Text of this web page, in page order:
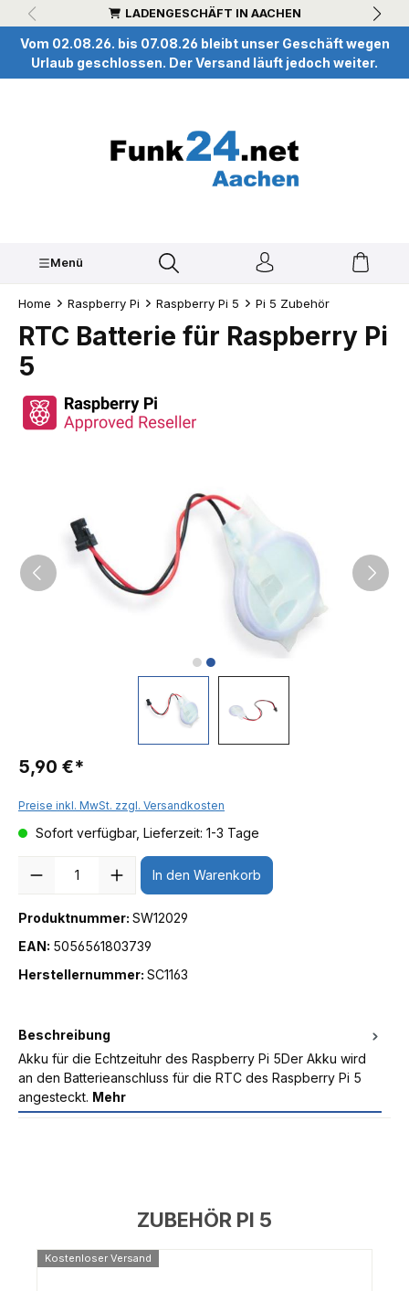
springen LADENGESCHÄFT IN AACHEN
Vom 02.08.26. bis 07.08.26 bleibt unser Geschäft wegen
Urlaub geschlossen. Der Versand läuft jedoch weiter.
Menü
Home Raspberry Pi Raspberry Pi 5 Pi 5 Zubehör
RTC Batterie für Raspberry Pi
5
5,90 €*
Preise inkl. MwSt. zzgl. Versandkosten
Sofort verfügbar, Lieferzeit: 1-3 Tage
In den Warenkorb
Produktnummer: SW12029
EAN: 5056561803739
Herstellernummer: SC1163
Beschreibung
Akku für die Echtzeituhr des Raspberry Pi 5Der Akku wird
an den Batterieanschluss für die RTC des Raspberry Pi 5
angesteckt. Mehr
ZUBEHÖR PI 5
Kostenloser Versand